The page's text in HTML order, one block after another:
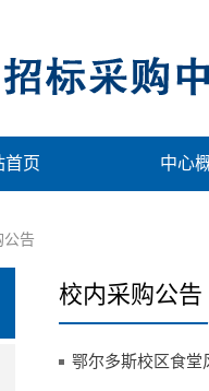
首页 中心
公告
校内采购公告
鄂尔多斯校区食堂